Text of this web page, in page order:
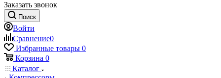
Заказать звонок
Поиск
Войти
Сравнение0
Избранные товары 0
Корзина 0
Каталог